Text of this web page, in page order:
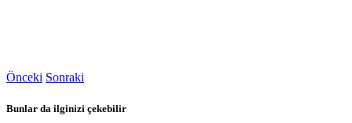
Önceki Sonraki
Bunlar da ilginizi çekebilir